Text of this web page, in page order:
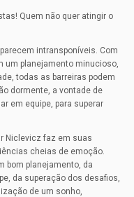
Quem não quer atingir o
intransponíveis. Com
um planejamento minucioso,
todas as barreiras podem
dormente, a vontade de
em equipe, para superar
Niclevicz faz em suas
cheias de emoção.
bom planejamento, da
da superação dos desafios,
de um sonho,